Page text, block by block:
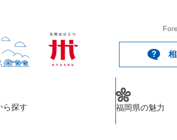
ら探す 福岡県の魅力